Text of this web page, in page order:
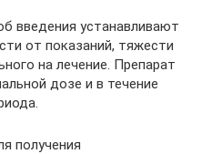
введения устанавливают
от показаний, тяжести
на лечение. Препарат
дозе и в течение
получения